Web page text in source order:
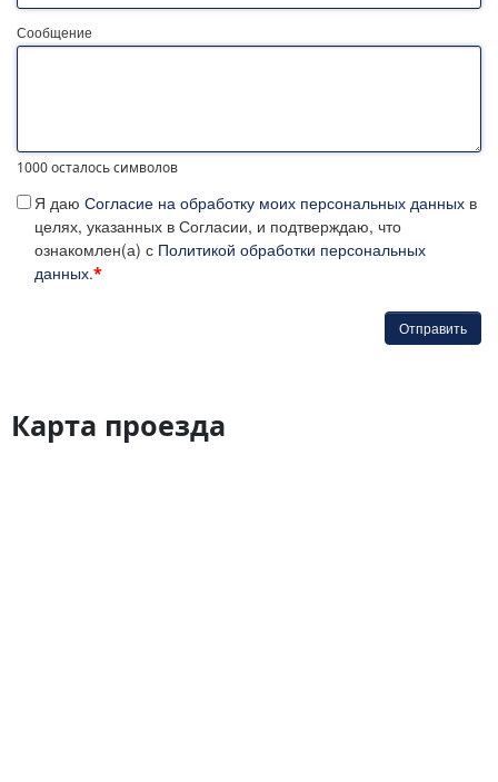
Сообщение
1000осталось символов
Я даю Согласие на обработку моих персональных данных в
целях, указанных в Согласии, и подтверждаю, что
ознакомлен(а) с Политикой обработки персональных
данных.*
Отправить
Карта проезда